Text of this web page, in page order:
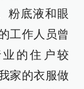
粉底液和眼
工作人员曾
的住户较
家的衣服做